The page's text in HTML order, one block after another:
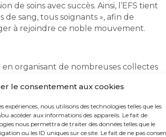
le consentement aux cookies
expériences, nous utilisons des technologies telles que les
accéder aux informations des appareils. Le fait de
nous permettra de traiter des données telles que le
ou les ID uniques sur ce site. Le fait de ne pas
de soins avec succès. Ainsi, l’EFS tient
sang, tous soignants », afin de
à rejoindre ce noble mouvement.
en organisant de nombreuses collectes
de célébrer les donneurs
maisons du don sont également
l’EFS et les établissements de
dons par jour, assurant ainsi un